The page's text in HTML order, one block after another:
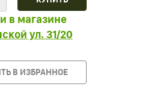
в магазине
ул. 31/20
В ИЗБРАННОЕ